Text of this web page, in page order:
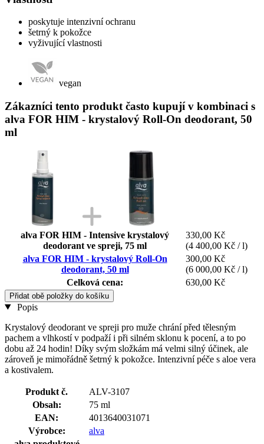
poskytuje intenzivní ochranu
šetrný k pokožce
vyživující vlastnosti
vegan
Zákazníci tento produkt často kupují v kombinaci s
alva FOR HIM - krystalový Roll-On deodorant, 50
ml
alva FOR HIM - Intensive krystalový
deodorant ve spreji, 75 ml
330,00 Kč
(4 400,00 Kč / l)
alva FOR HIM - krystalový Roll-On
deodorant, 50 ml
300,00 Kč
(6 000,00 Kč / l)
Celková cena:
630,00 Kč
Přidat obě položky do košíku
Popis
Krystalový deodorant ve spreji pro muže chrání před tělesným
pachem a vlhkostí v podpaží i při silném sklonu k pocení, a to po
dobu až 24 hodin! Díky svým složkám má velmi silný účinek, ale
zároveň je mimořádně šetrný k pokožce. Intenzivní péče s aloe vera
a kostivalem.
Produkt č.
ALV-3107
Obsah:
75 ml
EAN:
4013640031071
Výrobce:
alva